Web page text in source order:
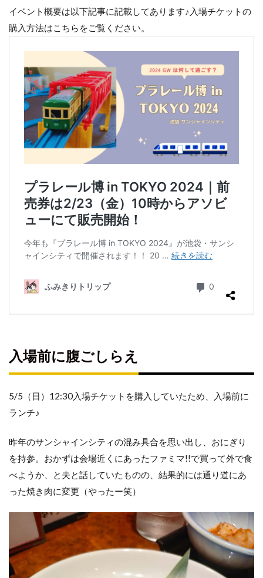
概
要
入
場
前
に
ご
し
ら
入
場
へ
ア
ラ
シ
エ
リ
ア
GO
ト
ク
ン
ケ
ッ
ト
購
入
イベント概要は以下記事に記載してあります♪入場チケットの
購入方法はこちらをご覧ください。
入場前に腹ごしらえ
5/5（日）12:30入場チケットを購入していたため、入場前に
ランチ♪
昨年のサンシャインシティの混み具合を思い出し、おにぎり
を持参。おかずは会場近くにあったファミマ!!で買って外で食
べようか、と夫と話していたものの、結果的には通り道にあ
った焼き肉に変更（やったー笑）